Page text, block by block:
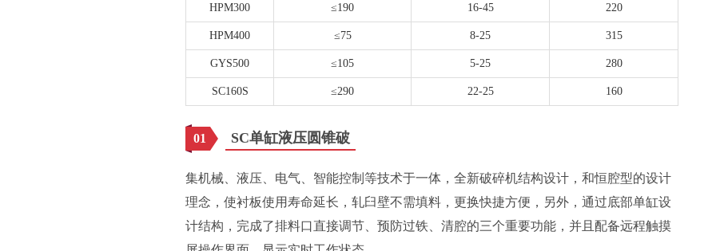
HPM300 ≤190 16-45 220
HPM400 ≤75 8-25 315
GYS500 ≤105 5-25 280
SC160S ≤290 22-25 160
01 SC单缸液压圆锥破
集机械、液压、电气、智能控制等技术于一体，全新破碎机结构设计，和恒腔型的设计
理念，使衬板使用寿命延长，轧臼壁不需填料，更换快捷方便，另外，通过底部单缸设
计结构，完成了排料口直接调节、预防过铁、清腔的三个重要功能，并且配备远程触摸